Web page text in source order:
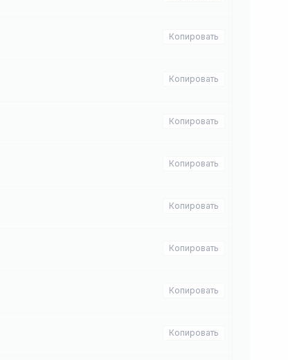
Копировать
Копировать
Копировать
Копировать
Копировать
Копировать
Копировать
Копировать